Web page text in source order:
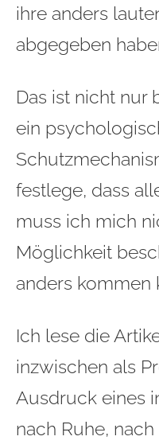
ihre anders
abgegeben
Das ist nicht nur
ein
festlege, dass
muss ich mich
Möglichkeit
anders kommen
Ich lese die
inzwischen als
Ausdruck eines
nach Ruhe,